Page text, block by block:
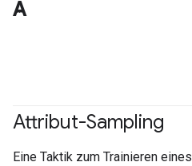
A
Attribut-Sampling
Eine Taktik zum Trainieren eines